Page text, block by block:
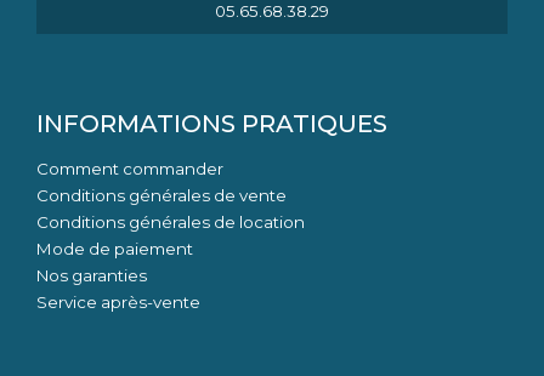
05.65.68.38.29
INFORMATIONS PRATIQUES
Comment commander
Conditions générales de vente
Conditions générales de location
Mode de paiement
Nos garanties
Service après-vente